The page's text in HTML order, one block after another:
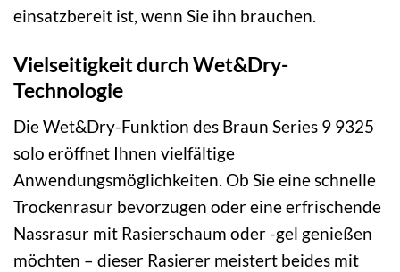
einsatzbereit ist, wenn Sie ihn brauchen.
Vielseitigkeit durch Wet&Dry-
Technologie
Die Wet&Dry-Funktion des Braun Series 9 9325
solo eröffnet Ihnen vielfältige
Anwendungsmöglichkeiten. Ob Sie eine schnelle
Trockenrasur bevorzugen oder eine erfrischende
Nassrasur mit Rasierschaum oder -gel genießen
möchten – dieser Rasierer meistert beides mit